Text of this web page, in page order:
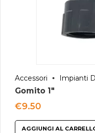
Accessori Impianti
Gomito 1″
€9.50
AGGIUNGI AL